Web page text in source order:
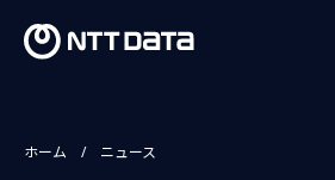
ホーム ニュース